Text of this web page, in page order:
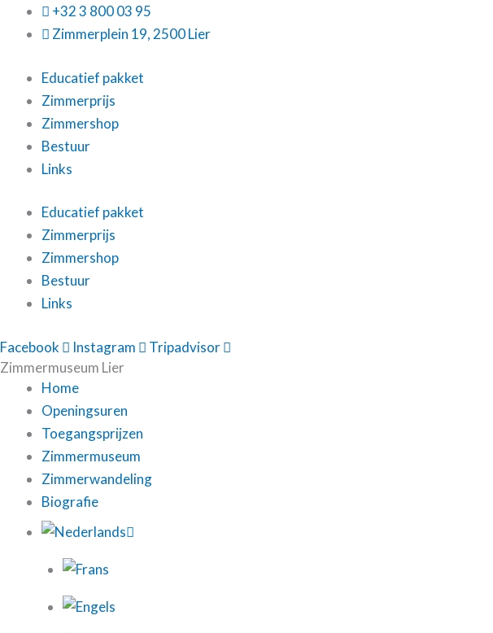
inhoud
+32 3 800 03 95
Zimmerplein 19, 2500 Lier
Educatief pakket
Zimmerprijs
Zimmershop
Bestuur
Links
Educatief pakket
Zimmerprijs
Zimmershop
Bestuur
Links
Facebook Instagram
Tripadvisor
Zimmermuseum Lier
Home
Openingsuren
Toegangsprijzen
Zimmermuseum
Zimmerwandeling
Biografie